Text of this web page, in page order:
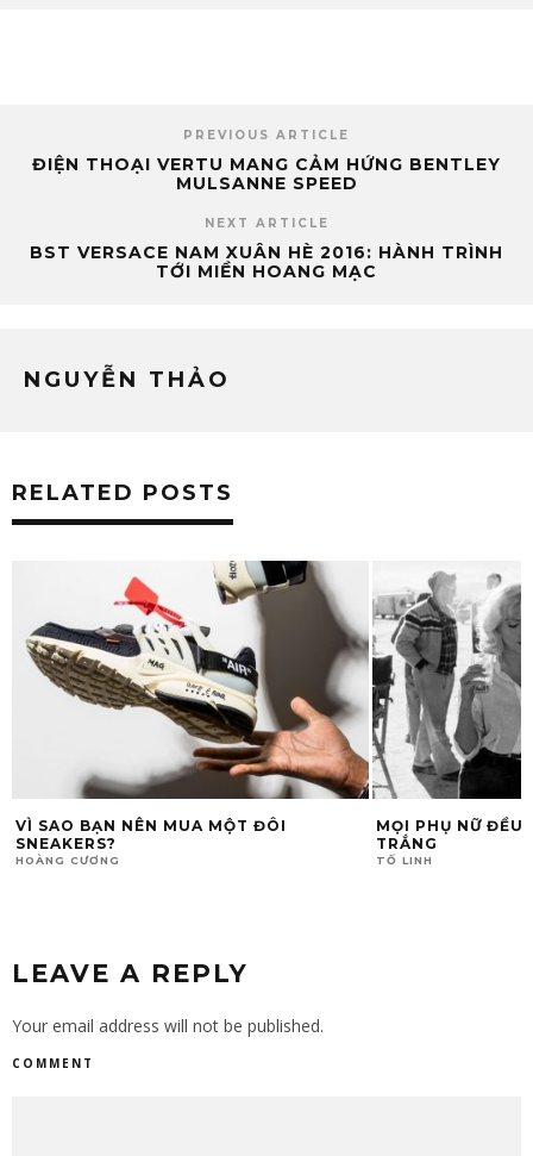
PREVIOUS ARTICLE
ĐIỆN THOẠI VERTU MANG CẢM HỨNG BENTLEY
MULSANNE SPEED
NEXT ARTICLE
BST VERSACE NAM XUÂN HÈ 2016: HÀNH TRÌNH
TỚI MIỀN HOANG MẠC
NGUYỄN THẢO
RELATED POSTS
MỌI PHỤ NỮ ĐỀU CẦN MỘT CHIẾC SƠ-MI
TRẮNG
TỐ LINH
CHIA TAY NIKE,
THỨC ĐẦU QUÂN
HOÀNG CƯƠNG
LEAVE A REPLY
Your email address will not be published.
COMMENT